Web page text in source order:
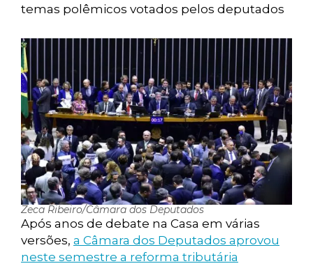
temas polêmicos votados pelos deputados
Zeca Ribeiro/Câmara dos Deputados
Após anos de debate na Casa em várias
versões, a Câmara dos Deputados aprovou
neste semestre a reforma tributária